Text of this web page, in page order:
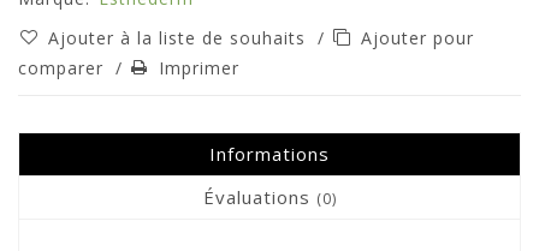
Ajouter à la liste de souhaits
/
Ajouter pour
comparer / Imprimer
Informations
Évaluations (0)